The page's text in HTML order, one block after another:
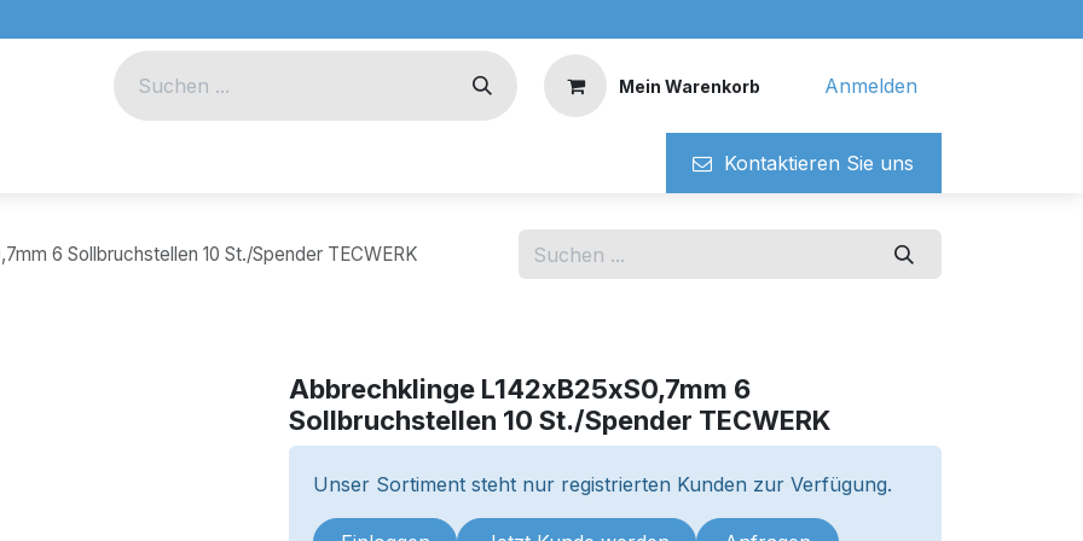
Mein Warenkorb Anmelden
Kontaktieren ​​Si​​e uns
6 Sollbruchstellen 10 St./Spender TECWERK
Abbrechklinge L142xB25xS0,7mm 6
Sollbruchstellen 10 St./Spender TECWERK
Unser Sortiment steht nur registrierten Kunden zur Verfügung.